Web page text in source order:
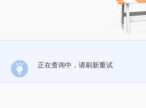
正在查询中，请刷新重试